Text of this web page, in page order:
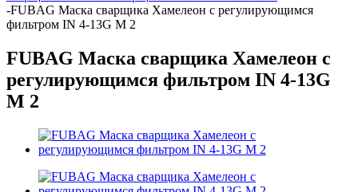
-FUBAG Маска сварщика Хамелеон с регулирующимся
фильтром IN 4-13G M 2
FUBAG Маска сварщика Хамелеон с
регулирующимся фильтром IN 4-13G
M 2